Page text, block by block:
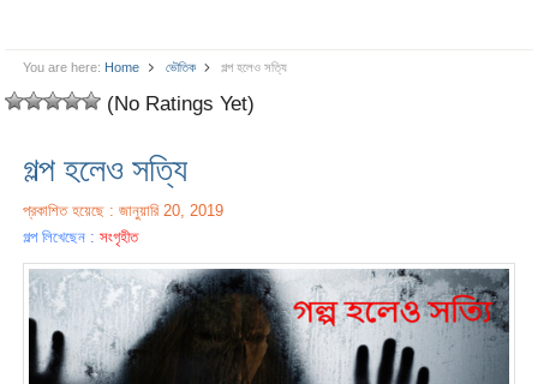
You are here: Home ভৌতিক গল্প হলেও সত্যি
(No Ratings Yet)
গল্প হলেও সত্যি
প্রকাশিত হয়েছে : জানুয়ারি 20, 2019
গল্প লিখেছেন :সংগৃহীত